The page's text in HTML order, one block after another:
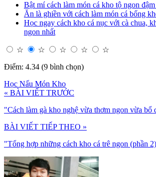
Bật mí cách làm món cá kho tộ ngon
Ăn là ghiền với cách làm món cá bống
Học ngay cách kho cá nục với cà chua,
ngon nhất
☆ ☆ ☆ ☆
☆
Điểm: 4.34 (9 bình chọn)
Học Nấu Món Kho
« BÀI VIẾT TRƯỚC
"Cách làm gà kho nghệ vừa thơm ngon vừa bổ
BÀI VIẾT TIẾP THEO »
"Tổng hợp những cách kho cá trê ngon (phần